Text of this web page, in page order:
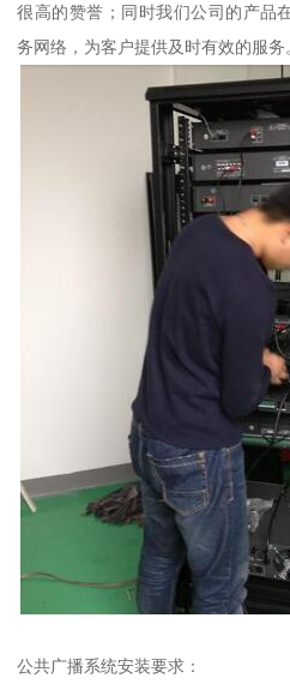
很高的赞誉；同时我们公司的产品
务网络，为客户提供及时有效的服务
公共广播系统安装要求：